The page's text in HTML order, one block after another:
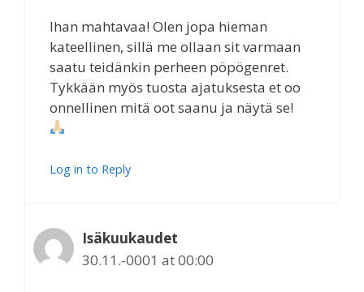
Ihan mahtavaa! Olen jopa hieman
kateellinen, sillä me ollaan sit varmaan
saatu teidänkin perheen pöpögenret.
Tykkään myös tuosta ajatuksesta et oo
onnellinen mitä oot saanu ja näytä se!
Log in to Reply
Isäkuukaudet
30.11.-0001 at 00:00